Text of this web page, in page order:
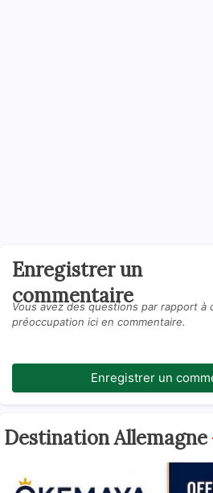
Enregistrer un
commentaire
Vous avez des questions par rapport
préoccupation ici en commentaire.
Enregistrer un
Destination Allemagne